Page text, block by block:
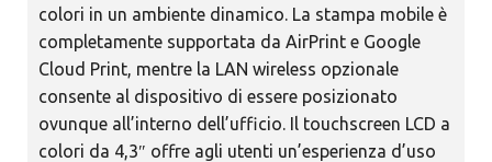
colori in un ambiente dinamico. La stampa mobile è
completamente supportata da AirPrint e Google
Cloud Print, mentre la LAN wireless opzionale
consente al dispositivo di essere posizionato
ovunque all’interno dell’ufficio. Il touchscreen LCD a
colori da 4,3″ offre agli utenti un’esperienza d’uso